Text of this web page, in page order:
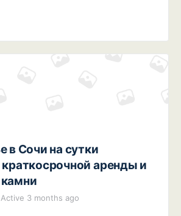
в Сочи на сутки
краткосрочной аренды и
Active 3 months ago